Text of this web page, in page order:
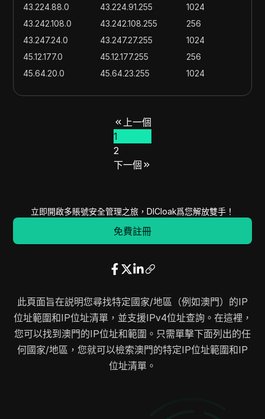
43.224.88.0
43.224.91.255
1024
43.242.108.0
43.242.108.255
256
43.247.24.0
43.247.27.255
1024
45.12.177.0
45.12.177.255
256
45.64.20.0
45.64.23.255
1024
84.252.92.255
89.213.219.255
89.213.239.255
103.43.111.255
103.88.176.0
103.88.179.255
1024
103.96.63.255
103.233.191.255
103.237.124.0
103.237.127.255
1024
103.240.56.0
103.240.57.255
512
103.192.44.0
103.192.47.255
1024
122.100.128.0
122.100.255.255
32768
123.253.203.255
上一個
1
2
下一個
立即開啟多賬號安全管理之旅，DICloak爲您解放雙手！
免費註冊
此頁面旨在説明您尋找特定國家/地區（例如澳門）的IP
位址範圍和IP位址清單，並支援IPv4位址查詢。在這裡，
您可以找到澳門的IP位址和範圍。只需單擊下面列出的任
何國家/地區，您就可以檢索澳門的特定IP位址範圍和IP
位址清單。